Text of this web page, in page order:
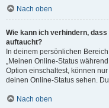
Nach oben
Wie kann ich verhindern,
auftaucht?
In deinem persönlichen
„Meinen Online-Status
Option einschaltest, können
deinen Online-Status sehen.
Nach oben